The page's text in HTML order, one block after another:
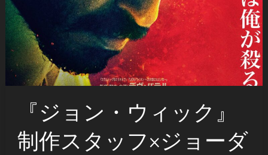
『ジョン・ウィック』
制作スタッフ×ジョーダ